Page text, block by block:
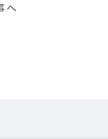
へ